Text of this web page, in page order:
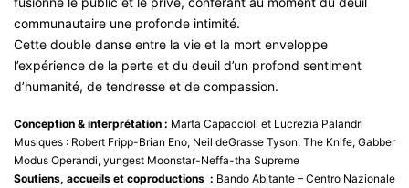
communautaire une profonde intimité.
Cette double danse entre la vie et la mort enveloppe
l’expérience de la perte et du deuil d’un profond sentiment
d’humanité, de tendresse et de compassion.
Conception & interprétation : Marta Capaccioli et Lucrezia Palandri
Musiques : Robert Fripp-Brian Eno, Neil deGrasse Tyson, The Knife, Gabber
Modus Operandi, yungest Moonstar-Neffa-tha Supreme
Soutiens, accueils et coproductions : Bando Abitante – Centro Nazionale